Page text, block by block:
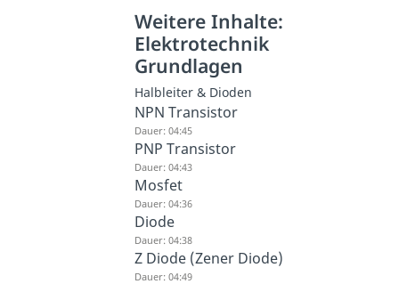
Weitere Inhalte:
Elektrotechnik
Grundlagen
Halbleiter & Dioden
NPN Transistor
Dauer: 04:45
PNP Transistor
Dauer: 04:43
Mosfet
Dauer: 04:36
Diode
Dauer: 04:38
Z Diode (Zener Diode)
Dauer: 04:49